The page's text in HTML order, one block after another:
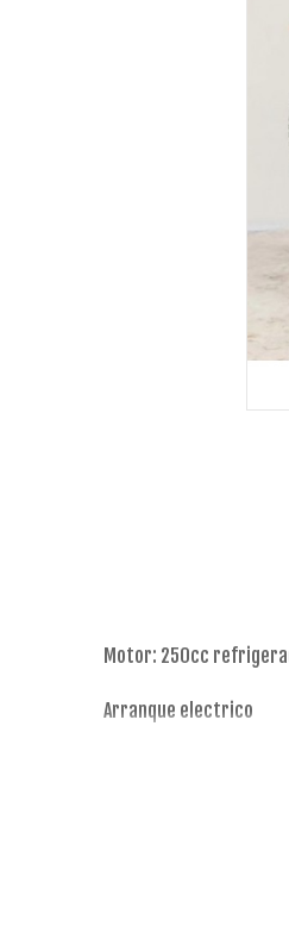
Motor: 250cc
Arranque electrico